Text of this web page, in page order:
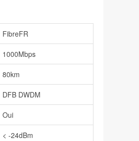
FibreFR
1000Mbps
80km
DFB DWDM
Oui
< -24dBm